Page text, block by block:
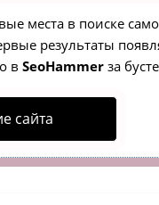
места в поиске
результаты
в SeoHammerза
сайта